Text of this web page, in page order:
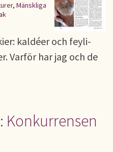
, Mänskliga
kaldéer och feyli-
Varför har jag och de
Konkurrensen